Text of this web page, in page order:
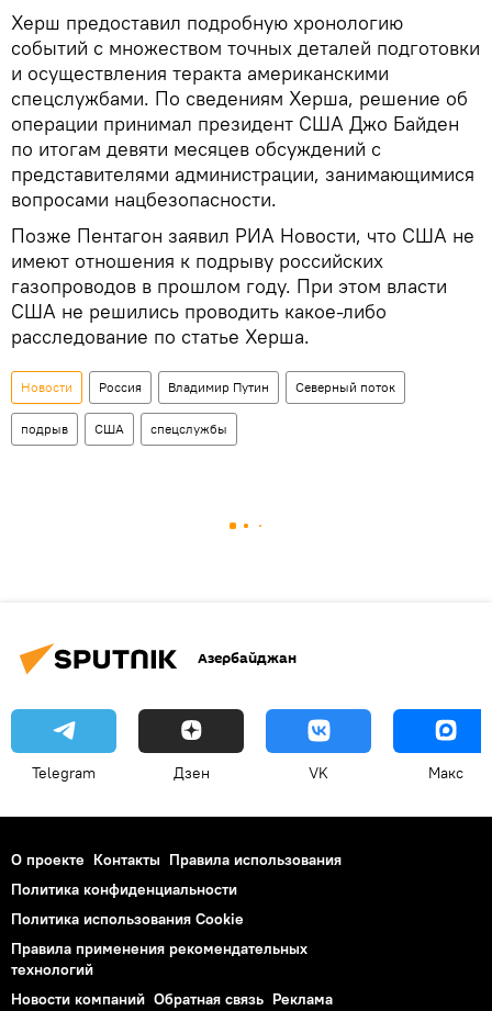
Херш предоставил подробную хронологию
событий с множеством точных деталей подготовки
и осуществления теракта американскими
спецслужбами. По сведениям Херша, решение об
операции принимал президент США Джо Байден
по итогам девяти месяцев обсуждений с
представителями администрации, занимающимися
вопросами нацбезопасности.
Позже Пентагон заявил РИА Новости, что США не
имеют отношения к подрыву российских
газопроводов в прошлом году. При этом власти
США не решились проводить какое-либо
расследование по статье Херша.
Новости Россия Владимир Путин Северный поток
подрыв США спецслужбы
Азербайджан
Telegram Дзен VK Макс
О проекте Контакты Правила использования
Политика конфиденциальности
Политика использования Cookie
Правила применения рекомендательных
технологий
Новости компаний Обратная связь Реклама